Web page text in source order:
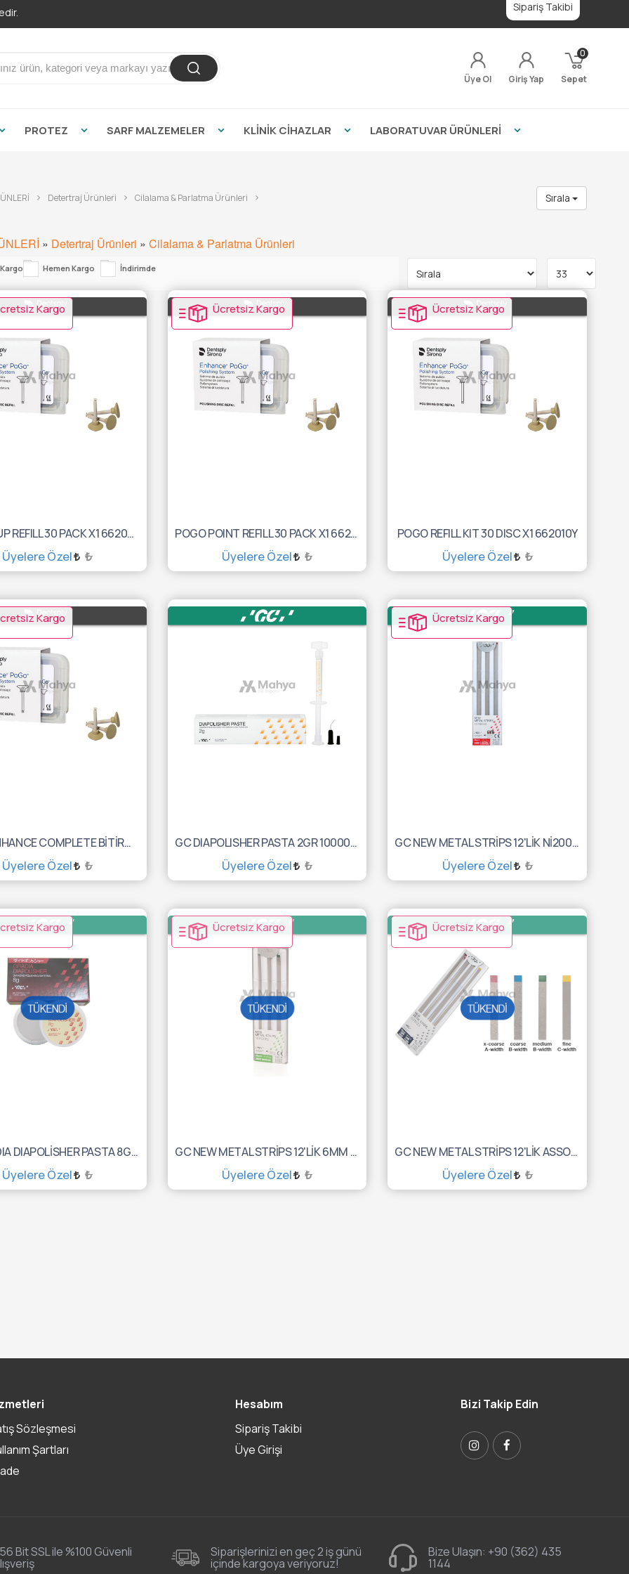
Sipariş Takibi
Üye Ol Giriş Yap Sepet
0
PROTEZ SARF MALZEMELER KLİNİK CİHAZLAR LABORATUVAR ÜRÜNLERİ
Detertraj Ürünleri Cilalama & Parlatma Ürünleri Sırala
» Detertraj Ürünleri » Cilalama & Parlatma Ürünleri
Hemen Kargo İndirimde
Kargo
POGO CUP REFILL 30 PACK X1 662023Y
Üyelere Özel ₺
Ücretsiz Kargo
POGO POINT REFILL 30 PACK X1 662022Y
Üyelere Özel ₺
Ücretsiz Kargo
POGO REFILL KIT 30 DISC X1 662010Y
Üyelere Özel ₺
Kargo
POGO ENHANCE COMPLETE BİTİRME VE PARLATMA 662020
Üyelere Özel ₺
GC DIAPOLISHER PASTA 2GR 10000892
Üyelere Özel ₺
Ücretsiz Kargo
GC NEW METAL STRİPS 12'LİK Nİ200 10001007
Üyelere Özel ₺
Kargo
GC GRADIA DIAPOLİSHER PASTA 8GR 001516
Üyelere Özel ₺
Ücretsiz Kargo
GC NEW METAL STRİPS 12'LİK 6MM 10001014
Üyelere Özel ₺
Ücretsiz Kargo
GC NEW METAL STRİPS 12'LİK ASSORTED 10001006
Üyelere Özel ₺
Sözleşmesi
Şartları
Hesabım
Sipariş Takibi
Üye Girişi
Bizi Takip Edin
Bit SSL ile %100 Güvenli Siparişlerinizi en geç 2 iş günü
içinde kargoya veriyoruz!
Bize Ulaşın: +90 (362) 435
1144